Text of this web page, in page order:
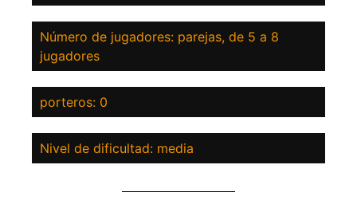
Número de jugadores: parejas, de 5 a 8
jugadores
porteros: 0
Nivel de dificultad: media